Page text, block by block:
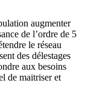
augmenter
de l’ordre de 5
le réseau
des délestages
aux besoins
de maitriser et